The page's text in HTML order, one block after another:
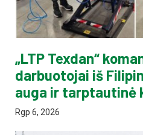
„LTP Texdan“
darbuotojai iš
auga ir tarptautinė
Rgp 6, 2026